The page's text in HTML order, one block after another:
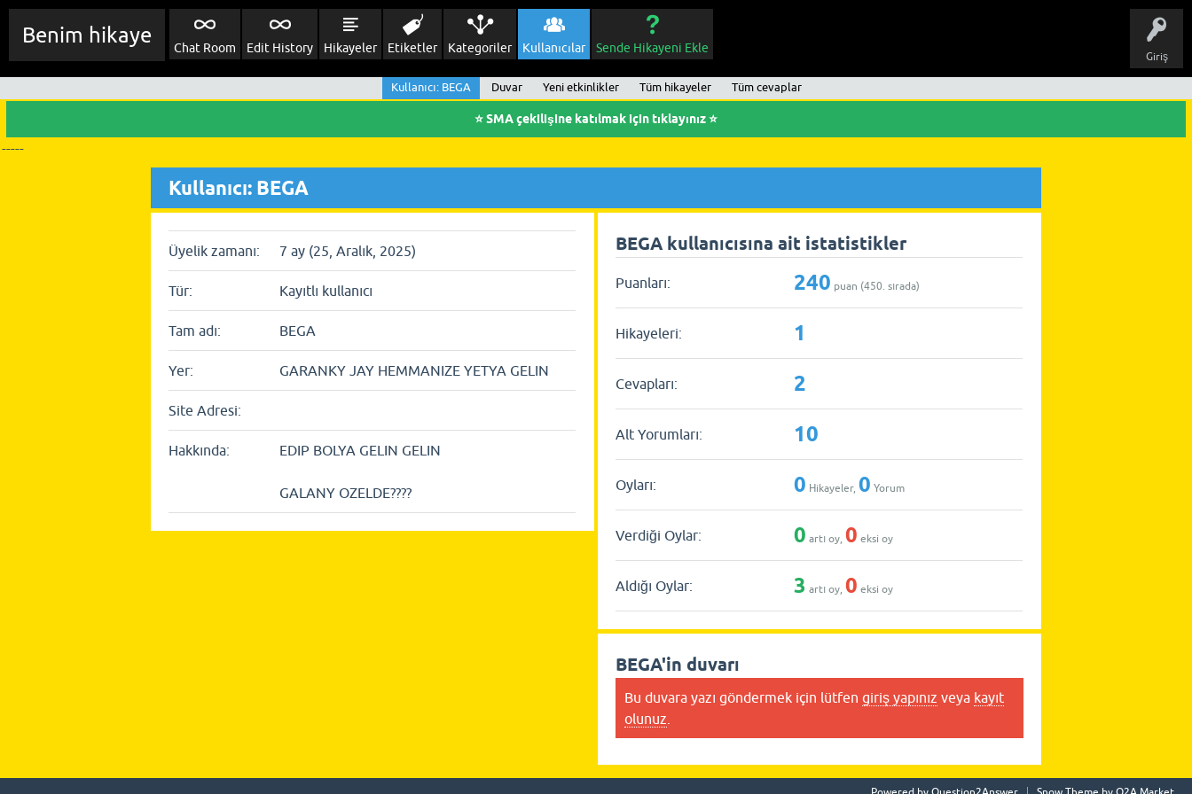
Giriş
Benim hikaye
Chat Room Edit History Hikayeler Etiketler Kategoriler Kullanıcılar Sende Hikayeni Ekle
Kullanıcı: BEGA Duvar Yeni etkinlikler Tüm hikayeler Tüm cevaplar
⭐ SMA çekilişine katılmak için tıklayınız ⭐
-----
Kullanıcı: BEGA
Üyelik zamanı: 7 ay (25, Aralık, 2025)
Tür: Kayıtlı kullanıcı
Tam adı: BEGA
Yer: GARANKY JAY HEMMANIZE YETYA GELIN
Site Adresi:
Hakkında: EDIP BOLYA GELIN GELIN
GALANY OZELDE????
BEGA kullanıcısına ait istatistikler
Puanları: 240 puan (450. sırada)
Hikayeleri: 1
Cevapları: 2
Alt Yorumları: 10
Oyları: 0 Hikayeler,0 Yorum
Verdiği Oylar: 0 artı oy,0 eksi oy
Aldığı Oylar: 3 artı oy,0 eksi oy
BEGA'in duvarı
Bu duvara yazı göndermek için lütfengiriş yapınız veya kayıt
olunuz